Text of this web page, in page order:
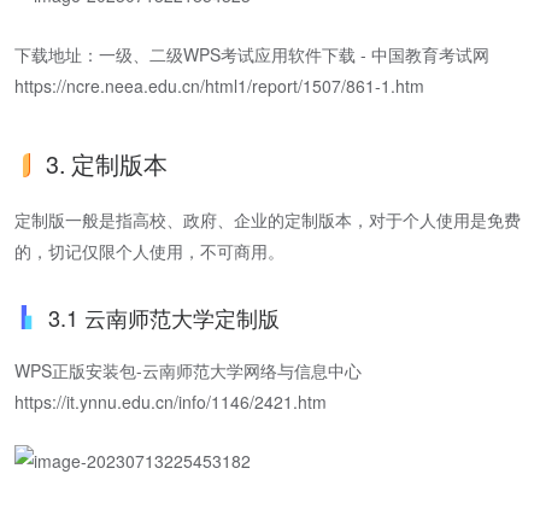
下载地址：一级、二级WPS考试应用软件下载 - 中国教育考试网
https://ncre.neea.edu.cn/html1/report/1507/861-1.htm
3. 定制版本
定制版一般是指高校、政府、企业的定制版本，对于个人使用是免费
的，切记仅限个人使用，不可商用。
3.1 云南师范大学定制版
WPS正版安装包-云南师范大学网络与信息中心
https://it.ynnu.edu.cn/info/1146/2421.htm